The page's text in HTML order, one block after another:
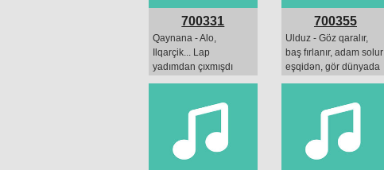
700331
Qaynana - Alo,
Ilqarçik... Lap
yadımdan çıxmışdı
deyim, bu gün
olan günüdü
700355
Ulduz - Göz qaralır,
baş fırlanır, adam solur
eşqidən, gör dünyada
nələr olur, nələr olur